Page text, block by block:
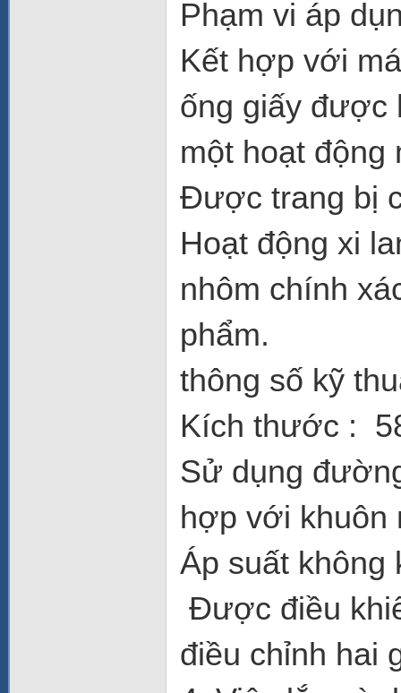
Phạm vi áp
Kết hợp với
ống giấy được
một hoạt động
Được trang bị
Hoạt động xi
nhôm chính
phẩm.
thông số kỹ
Kích thước :
Sử dụng
hợp với khuôn
Áp suất
Được điều
điều chỉnh hai